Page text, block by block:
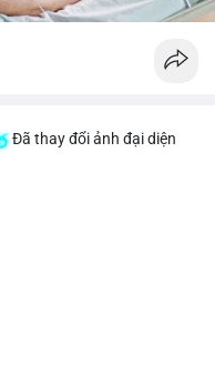
Đã thay đổi ảnh đại diện